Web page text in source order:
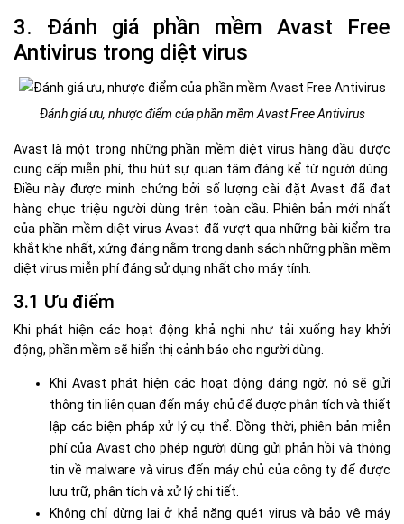
3. Đánh giá phần mềm Avast Free
Antivirus trong diệt virus
Đánh giá ưu, nhược điểm của phần mềm Avast Free Antivirus
Avast là một trong những phần mềm diệt virus hàng đầu được
cung cấp miễn phí, thu hút sự quan tâm đáng kể từ người dùng.
Điều này được minh chứng bởi số lượng cài đặt Avast đã đạt
hàng chục triệu người dùng trên toàn cầu. Phiên bản mới nhất
của phần mềm diệt virus Avast đã vượt qua những bài kiểm tra
khắt khe nhất, xứng đáng nằm trong danh sách những phần mềm
diệt virus miễn phí đáng sử dụng nhất cho máy tính.
3.1 Ưu điểm
Khi phát hiện các hoạt động khả nghi như tải xuống hay khởi
động, phần mềm sẽ hiển thị cảnh báo cho người dùng.
Khi Avast phát hiện các hoạt động đáng ngờ, nó sẽ gửi
thông tin liên quan đến máy chủ để được phân tích và thiết
lập các biện pháp xử lý cụ thể. Đồng thời, phiên bản miễn
phí của Avast cho phép người dùng gửi phản hồi và thông
tin về malware và virus đến máy chủ của công ty để được
lưu trữ, phân tích và xử lý chi tiết.
Không chỉ dừng lại ở khả năng quét virus và bảo vệ máy